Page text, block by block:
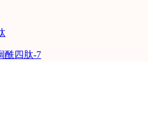
酰四肽-7